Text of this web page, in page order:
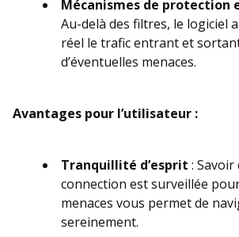
Mécanismes de protection
Au-delà des filtres, le logiciel
réel le trafic entrant et
d’éventuelles menaces.
Avantages pour l’utilisateur :
Tranquillité d’esprit :
connection est surveillée
menaces vous permet de
sereinement.